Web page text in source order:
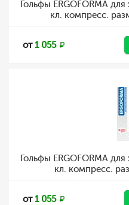
Гольфы ERGOFORMA
кл. компресс.
от1 055
Гольфы ERGOFORMA
кл. компресс.
от1 055